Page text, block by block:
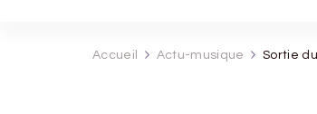
Accueil Actu-musique Sortie